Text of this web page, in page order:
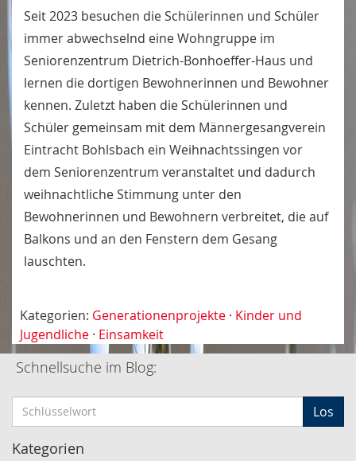
Seit 2023 besuchen die Schülerinnen und Schüler
immer abwechselnd eine Wohngruppe im
Seniorenzentrum Dietrich-Bonhoeffer-Haus und
lernen die dortigen Bewohnerinnen und Bewohner
kennen. Zuletzt haben die Schülerinnen und
Schüler gemeinsam mit dem Männergesangverein
Eintracht Bohlsbach ein Weihnachtssingen vor
dem Seniorenzentrum veranstaltet und dadurch
weihnachtliche Stimmung unter den
Bewohnerinnen und Bewohnern verbreitet, die auf
Balkons und an den Fenstern dem Gesang
lauschten.
Kategorien: Generationenprojekte · Kinder und
Jugendliche · Einsamkeit
Schnellsuche im Blog:
c
h
Los
Kategorien